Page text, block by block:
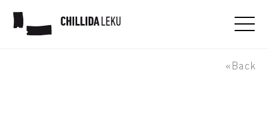
Descubriendo el Peine del
«Back